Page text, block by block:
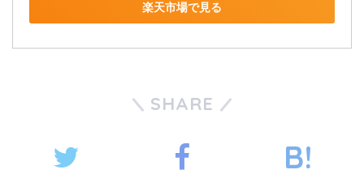
楽天市場で見る
SHARE